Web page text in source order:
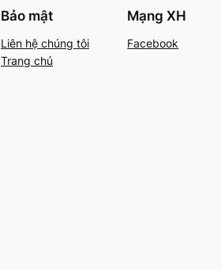
Bảo mật
Liên hệ chúng tôi
Trang chủ
Mạng XH
Facebook